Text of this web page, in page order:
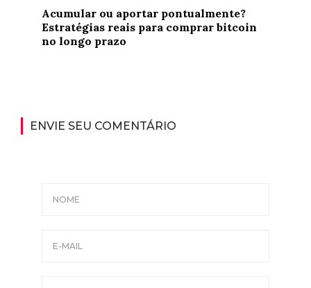
Acumular ou aportar pontualmente?
Estratégias reais para comprar bitcoin
no longo prazo
ENVIE SEU COMENTÁRIO